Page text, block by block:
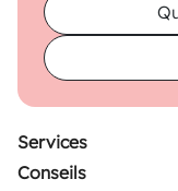
Services
Conseils